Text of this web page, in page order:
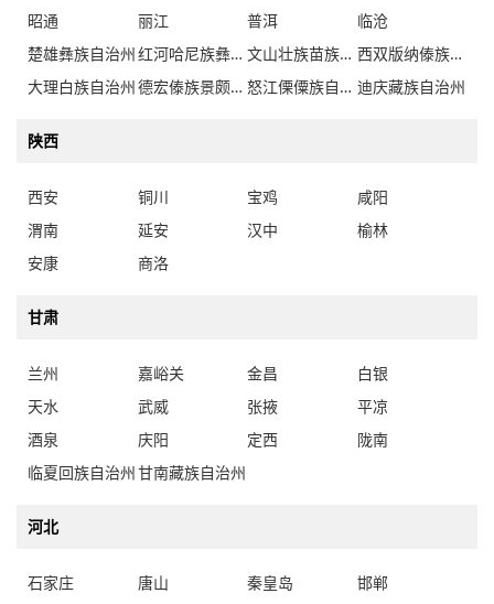
昭通
丽江 普洱
临沧
楚雄彝族自治州
红河哈尼族彝族自治州 文山壮族苗族自治州
西双版纳傣族自治州
大理白族自治州
德宏傣族景颇族自治州 怒江傈僳族自治州 迪庆藏族自治州
陕西
西安 铜川 宝鸡
咸阳
渭南
延安 汉中
榆林
安康
商洛
甘肃
兰州 嘉峪关 金昌
白银
天水
武威 张掖
平凉
酒泉
庆阳 定西
陇南
临夏回族自治州甘南藏族自治州
河北
石家庄 唐山 秦皇岛
邯郸